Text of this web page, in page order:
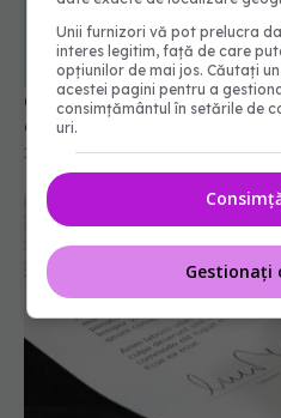
Cardul european de
cum se obține. Descarcă
16 iul 2023, 15:20
Unii furnizori vă pot prelucra
interes legitim, față de care
opțiunilor de mai jos. Căutați
acestei pagini pentru a
consimțământul în setările de
uri.
Gestionați